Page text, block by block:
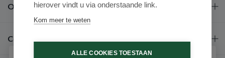
Over ons
Contact
hierover vindt u via onderstaande link.
Kom meer te weten
ALLE COOKIES TOESTAAN